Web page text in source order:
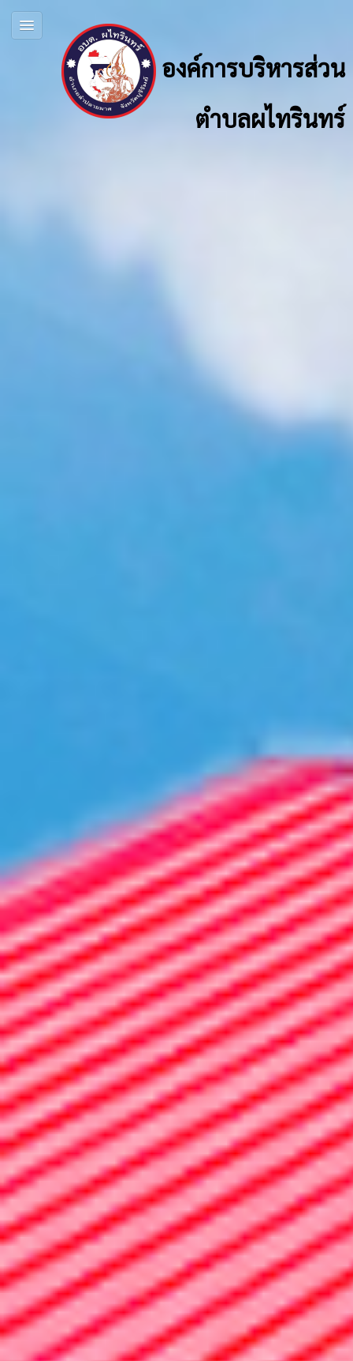
องค์การบริหารส่วน
ตำบลผไทรินทร์